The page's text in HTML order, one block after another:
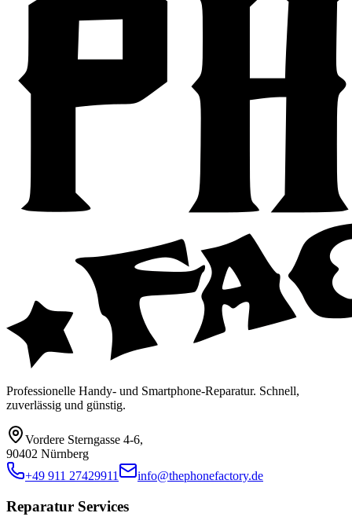
Professionelle Handy- und Smartphone-Reparatur. Schnell,
zuverlässig und günstig.
Vordere Sterngasse 4-6,
90402 Nürnberg
+49 911 27429911
info@thephonefactory.de
Reparatur Services